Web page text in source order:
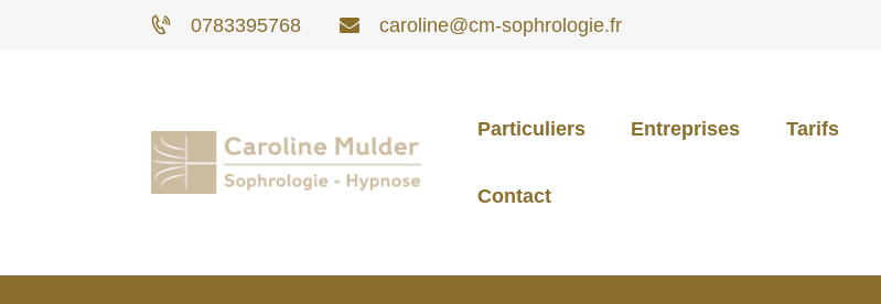
0783395768 caroline@cm-sophrologie.fr
Particuliers Entreprises Tarifs
ContactPARTICULIERS
ENTREPRISES